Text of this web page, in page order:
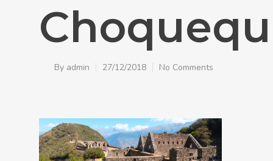
By admin 27/12/2018 No Comments